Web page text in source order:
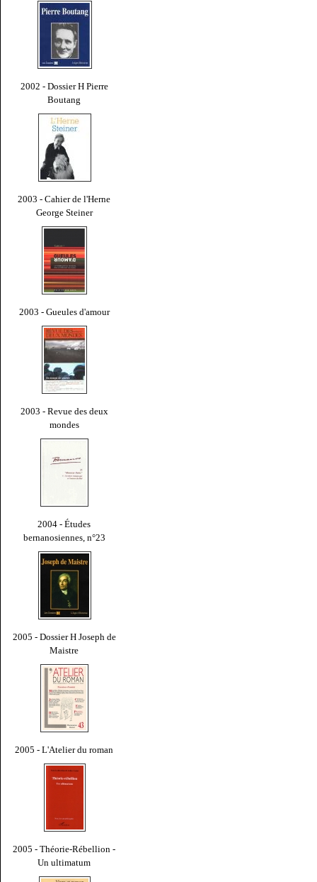
2002 - Dossier H Pierre
Boutang
2003 - Cahier de l'Herne
George Steiner
2003 - Gueules d'amour
2003 - Revue des deux
mondes
2004 - Études
bernanosiennes, n°23
2005 - Dossier H Joseph de
Maistre
2005 - L'Atelier du roman
2005 - Théorie-Rébellion -
Un ultimatum